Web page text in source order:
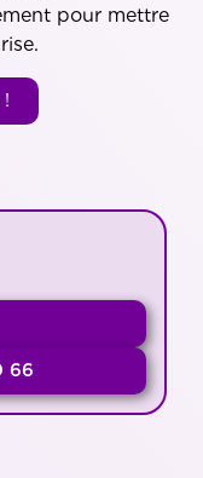
pour mettre
66